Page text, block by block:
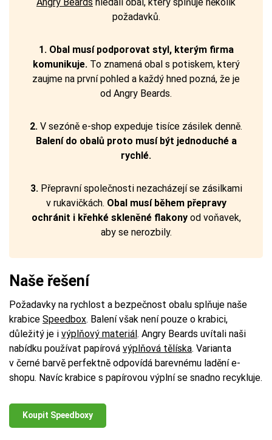
požadavků.
1. Obal musí podporovat styl, kterým firma
komunikuje. To znamená obal s potiskem, který
zaujme na první pohled a každý hned pozná, že je
od Angry Beards.
2. V sezóně e-shop expeduje tisíce zásilek denně.
Balení do obalů proto musí být jednoduché a
rychlé.
3. Přepravní společnosti nezacházejí se zásilkami
v rukavičkách. Obal musí během přepravy
ochránit i křehké skleněné flakonyod voňavek,
aby se nerozbily.
Naše řešení
Požadavky na rychlost a bezpečnost obalu splňuje naše
krabice Speedbox. Balení však není pouze o krabici,
důležitý je i výplňový materiál. Angry Beards uvítali naši
nabídku používat papírová výplňová tělíska. Varianta
v černé barvě perfektně odpovídá barevnému ladění e-
shopu. Navíc krabice s papírovou výplní se snadno recykluje.
Koupit Speedboxy